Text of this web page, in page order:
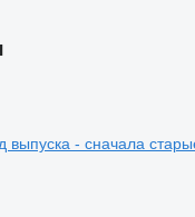
выпуска - сначала